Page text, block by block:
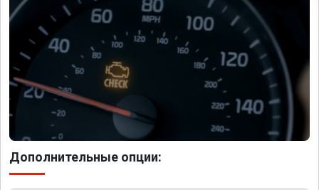
Дополнительные опции: